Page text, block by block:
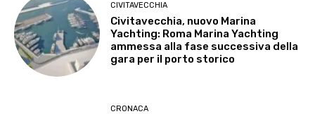
CIVITAVECCHIA
Civitavecchia, nuovo Marina
Yachting: Roma Marina Yachting
ammessa alla fase successiva della
gara per il porto storico
CRONACA